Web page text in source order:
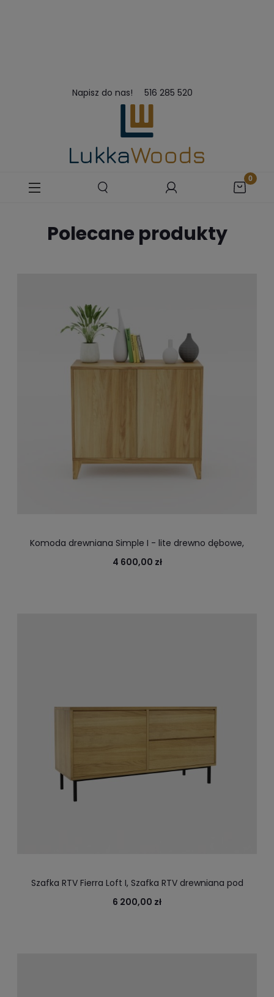
Napisz do nas! 516 285 520
Polecane produkty
Komoda drewniana Simple I - lite drewno dębowe,
jesion
4 600,00 zł
Szafka RTV Fierra Loft I, Szafka RTV drewniana pod
Telewizor o szerokości 127 cm
6 200,00 zł